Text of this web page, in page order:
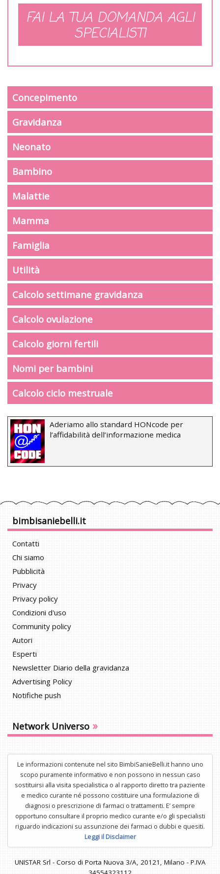
FAI LA TUA DOMANDA AGLI
SPECIALISTI
Concepimento
Gravidanza
Neonato
Bambino
Malattie
Mamma
Famiglia
Utilità
Calcolo settimane gravidanza
Calcolo ovulazione
Calcolo giorni fertili
Nomi per bambini
Calcolo ciclo mestruale
Aderiamo allo standard HONcode per
l’affidabilità dell’informazione medica
bimbisaniebelli.it
Contatti
Chi siamo
Pubblicità
Privacy
Privacy policy
Condizioni d'uso
Community policy
Autori
Esperti
Newsletter Diario della gravidanza
Advertising Policy
Notifiche push
Network Universo »
Le informazioni contenute nel sito BimbiSanieBelli.it hanno uno
scopo puramente informativo e non possono in nessun caso
sostituirsi alla visita specialistica o al rapporto diretto tra paziente
e medico curante né possono costituire una formulazione di
diagnosi o prescrizione di farmaci o trattamenti. E’ sempre
opportuno consultare il proprio medico curante e/o gli specialisti
riguardo indicazioni su assunzione dei farmaci o dubbi e quesiti.
Leggi il Disclaimer
UNISTAR Srl - Corso di Porta Nuova 3/A, 20121, Milano - P.IVA